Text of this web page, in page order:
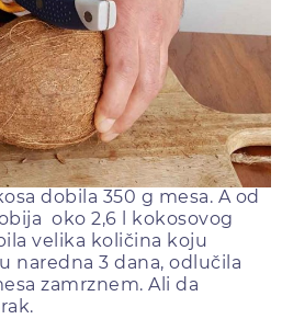
dobila 350 g mesa. A od
oko 2,6 l kokosovog
velika količina koju
naredna 3 dana, odlučila
zamrznem. Ali da